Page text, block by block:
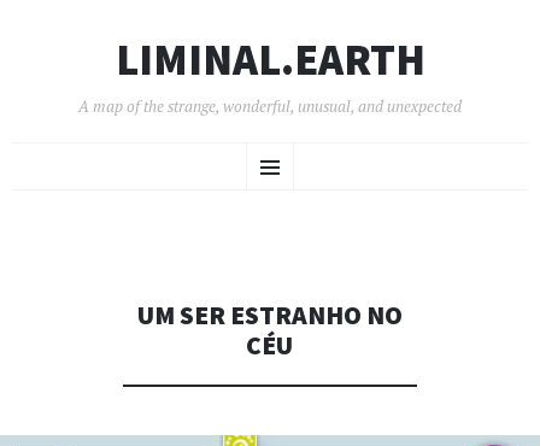
LIMINAL.EARTH
A map of the strange, wonderful, unusual, and unexpected
Menu
TO
UM SER ESTRANHO NO
CÉU